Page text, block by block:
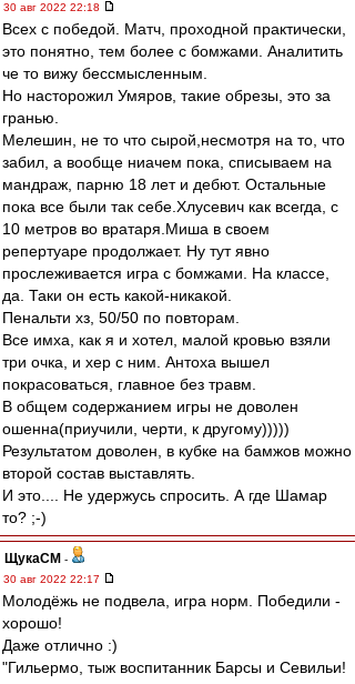
30 авг 2022 22:18
Всех с победой. Матч, проходной практически,
это понятно, тем более с бомжами. Аналитить
че то вижу бессмысленным.
Но насторожил Умяров, такие обрезы, это за
гранью.
Мелешин, не то что сырой,несмотря на то, что
забил, а вообще ниачем пока, списываем на
мандраж, парню 18 лет и дебют. Остальные
пока все были так себе.Хлусевич как всегда, с
10 метров во вратаря.Миша в своем
репертуаре продолжает. Ну тут явно
прослеживается игра с бомжами. На классе,
да. Таки он есть какой-никакой.
Пенальти хз, 50/50 по повторам.
Все имха, как я и хотел, малой кровью взяли
три очка, и хер с ним. Антоха вышел
покрасоваться, главное без травм.
В общем содержанием игры не доволен
ошенна(приучили, черти, к другому)))))
Результатом доволен, в кубке на бамжов можно
второй состав выставлять.
И это.... Не удержусь спросить. А где Шамар
то? ;-)
ЩукаСМ -
30 авг 2022 22:17
Молодёжь не подвела, игра норм. Победили -
хорошо!
Даже отлично :)
"Гильермо, тыж воспитанник Барсы и Севильи!